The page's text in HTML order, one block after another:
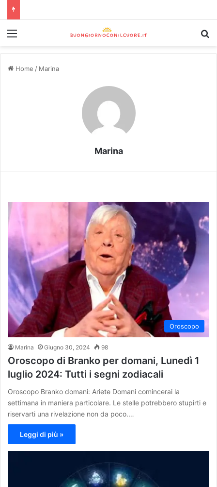
Home / Marina
Marina
Oroscopo
Marina Giugno 30, 2024 98
Oroscopo di Branko per domani, Lunedì 1
luglio 2024: Tutti i segni zodiacali
Oroscopo Branko domani: Ariete Domani comincerai la
settimana in maniera particolare. Le stelle potrebbero stupirti e
riservarti una rivelazione non da poco.…
Leggi di più »